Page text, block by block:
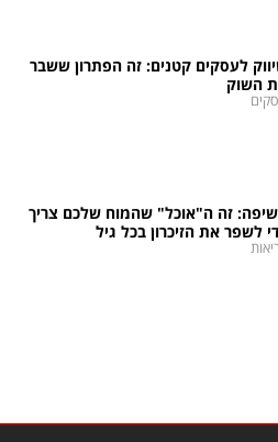
לעסקים קטנים: זה הפתרון ששבר
השוק
זה ה"אוכל" שהמוח שלכם צריך
לשפר את הזיכרון בכל גיל